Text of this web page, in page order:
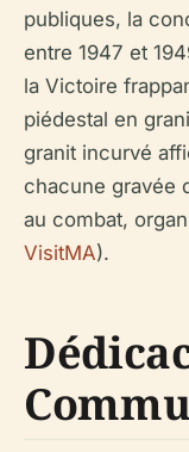
publiques, la
entre 1947 et
la Victoire
piédestal en
granit incurvé
chacune gravée
au combat,
VisitMA).